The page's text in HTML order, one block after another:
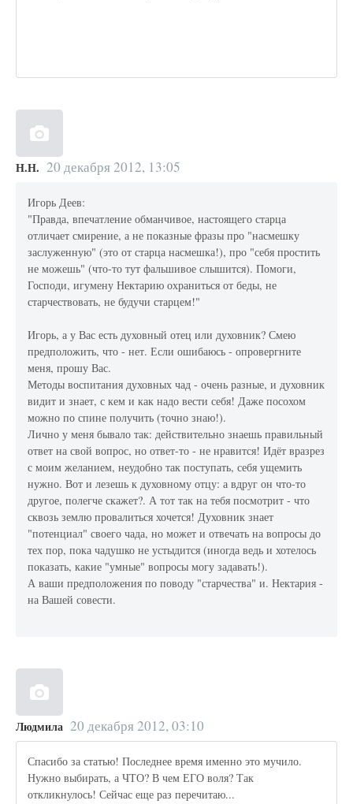
Н.Н. 20 декабря 2012, 13:05
Игорь Деев:
"Правда, впечатление обманчивое, настоящего старца
отличает смирение, а не показные фразы про "насмешку
заслуженную" (это от старца насмешка!), про "себя простить
не можешь" (что-то тут фальшивое слышится). Помоги,
Господи, игумену Нектарию охраниться от беды, не
старчествовать, не будучи старцем!"
Игорь, а у Вас есть духовный отец или духовник? Смею
предположить, что - нет. Если ошибаюсь - опровергните
меня, прошу Вас.
Методы воспитания духовных чад - очень разные, и духовник
видит и знает, с кем и как надо вести себя! Даже посохом
можно по спине получить (точно знаю!).
Лично у меня бывало так: действительно знаешь правильный
ответ на свой вопрос, но ответ-то - не нравится! Идёт вразрез
с моим желанием, неудобно так поступать, себя ущемить
нужно. Вот и лезешь к духовному отцу: а вдруг он что-то
другое, полегче скажет?. А тот так на тебя посмотрит - что
сквозь землю провалиться хочется! Духовник знает
"потенциал" своего чада, но может и отвечать на вопросы до
тех пор, пока чадушко не устыдится (иногда ведь и хотелось
показать, какие "умные" вопросы могу задавать!).
А ваши предположения по поводу "старчества" и. Нектария -
на Вашей совести.
Людмила 20 декабря 2012, 03:10
Спасибо за статью! Последнее время именно это мучило.
Нужно выбирать, а ЧТО? В чем ЕГО воля? Так
откликнулось! Сейчас еще раз перечитаю...